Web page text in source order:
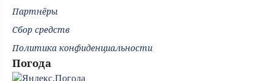
Партнёры
Сбор средств
Политика конфиденциальности
Погода